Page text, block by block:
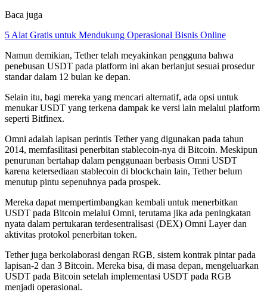
Baca juga
5 Alat Gratis untuk Mendukung Operasional Bisnis Online
Namun demikian, Tether telah meyakinkan pengguna bahwa
penebusan USDT pada platform ini akan berlanjut sesuai prosedur
standar dalam 12 bulan ke depan.
Selain itu, bagi mereka yang mencari alternatif, ada opsi untuk
menukar USDT yang terkena dampak ke versi lain melalui platform
seperti Bitfinex.
Omni adalah lapisan perintis Tether yang digunakan pada tahun
2014, memfasilitasi penerbitan stablecoin-nya di Bitcoin. Meskipun
penurunan bertahap dalam penggunaan berbasis Omni USDT
karena ketersediaan stablecoin di blockchain lain, Tether belum
menutup pintu sepenuhnya pada prospek.
Mereka dapat mempertimbangkan kembali untuk menerbitkan
USDT pada Bitcoin melalui Omni, terutama jika ada peningkatan
nyata dalam pertukaran terdesentralisasi (DEX) Omni Layer dan
aktivitas protokol penerbitan token.
Tether juga berkolaborasi dengan RGB, sistem kontrak pintar pada
lapisan-2 dan 3 Bitcoin. Mereka bisa, di masa depan, mengeluarkan
USDT pada Bitcoin setelah implementasi USDT pada RGB
menjadi operasional.